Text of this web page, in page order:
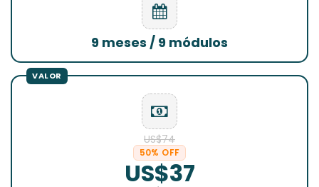
9 meses / 9 módulos
US$74
50% OFF
US$37